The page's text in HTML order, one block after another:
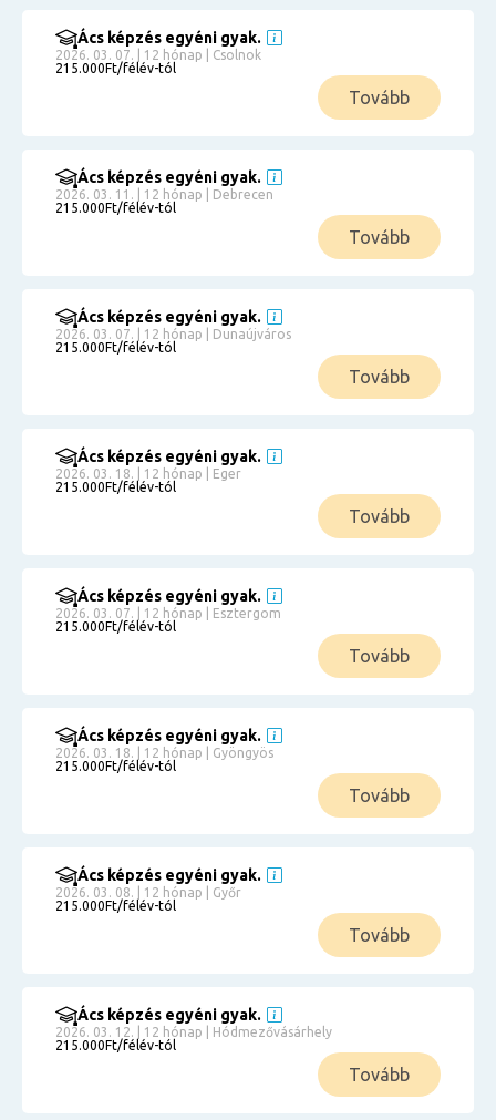
Ács képzés egyéni gyak.
2026. 03. 07. | 12 hónap | Csolnok
215.000Ft/félév-tól
Tovább
Ács képzés egyéni gyak.
2026. 03. 11. | 12 hónap | Debrecen
215.000Ft/félév-tól
Tovább
Ács képzés egyéni gyak.
2026. 03. 07. | 12 hónap | Dunaújváros
215.000Ft/félév-tól
Tovább
Ács képzés egyéni gyak.
2026. 03. 18. | 12 hónap | Eger
215.000Ft/félév-tól
Tovább
Ács képzés egyéni gyak.
2026. 03. 07. | 12 hónap | Esztergom
215.000Ft/félév-tól
Tovább
Ács képzés egyéni gyak.
2026. 03. 18. | 12 hónap | Gyöngyös
215.000Ft/félév-tól
Tovább
Ács képzés egyéni gyak.
2026. 03. 08. | 12 hónap | Győr
215.000Ft/félév-tól
Tovább
Ács képzés egyéni gyak.
2026. 03. 12. | 12 hónap | Hódmezővásárhely
215.000Ft/félév-tól
Tovább